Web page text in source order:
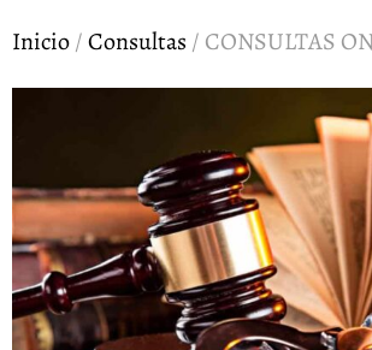
Inicio/Consultas / CONSULTAS